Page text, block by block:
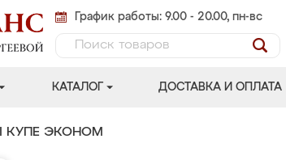
График работы: 9.00 - 20.00, пн-вс
КАТАЛОГ ДОСТАВКА И ОПЛАТА
КУПЕ ЭКОНОМ